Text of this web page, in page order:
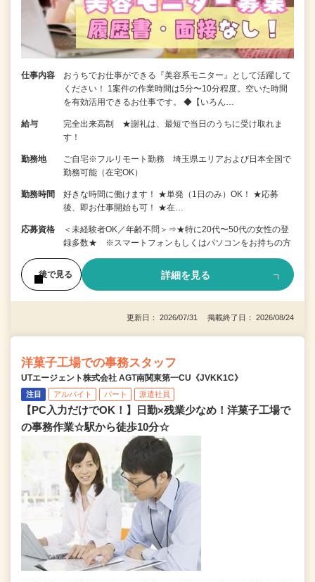
仕事内容
おうちでお仕事ができる『美容系モニター』として活躍して
ください！ 1案件の作業時間は5分〜10分程度。空いた時間
を有効活用できるお仕事です。 ◆【いろん…
給与
完全出来高制 ★謝礼は、最短で当日のうちに受け取れま
す！
勤務地
ご自宅※フルリモート勤務 埼玉県エリアおよび日本全国で
勤務可能（在宅OK）
勤務時間
好きな時間に働けます！ ★単発（1日のみ）OK！ ★応募
後、即お仕事開始も可！ ★在…
応募資格
＜未経験者OK／年齢不問＞⇒★特に20代〜50代の女性の登
録多数★ ※スマートフォンもしくはパソコンをお持ちの方
後で見る 詳細を見る
更新日： 2026/07/31 掲載終了日： 2026/08/24
洋菓子工場での事務スタッフ
UTエージェント株式会社 AGT南関東第一CU《JVKK1C》
注目 アルバイト パート 派遣社員
【PC入力だけでOK！】日勤×残業少なめ！洋菓子工場で
の事務作業☆駅から徒歩10分☆